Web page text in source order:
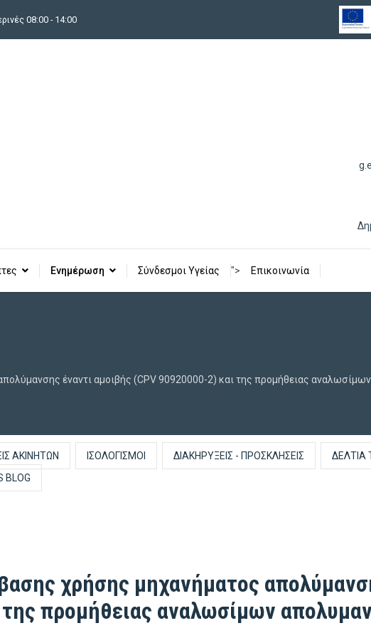
08:00 - 14:00
Ενημέρωση Σύνδεσμοι Υγείας "> Επικοινωνία
έναντι αμοιβής (CPV 90920000-2) και της προμήθειας
ΑΚΙΝΉΤΩΝ ΙΣΟΛΟΓΙΣΜΟΊ ΔΙΑΚΗΡΎΞΕΙΣ - ΠΡΟΣΚΛΉΣΕΙΣ
ΔΕΛΤΊΑ
BLOG
χρήσης μηχανήματος
προμήθειας αναλωσίμων